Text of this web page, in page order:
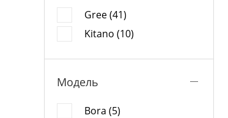
Gree (41)
Kitano (10)
Модель
Bora (5)